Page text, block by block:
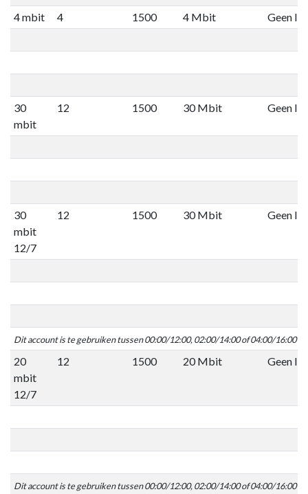
4 mbit 4 1500 4 Mbit Geen
30
mbit
12 1500 30 Mbit Geen
30
mbit
12/7
12 1500 30 Mbit Geen
Dit account is te gebruiken tussen 00:00/12:00, 02:00/14:00 of 04:00/16:00
20
mbit
12/7
12 1500 20 Mbit Geen
Dit account is te gebruiken tussen 00:00/12:00, 02:00/14:00 of 04:00/16:00